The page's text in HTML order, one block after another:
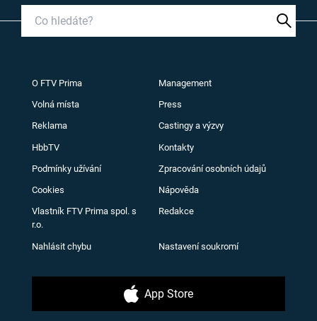
O FTV Prima Management
Volná místa Press
Reklama Castingy a výzvy
HbbTV Kontakty
Podmínky užívání Zpracování osobních údajů
Cookies Nápověda
Vlastník FTV Prima spol. s
r.o.
Redakce
Nahlásit chybu Nastavení soukromí
App Store